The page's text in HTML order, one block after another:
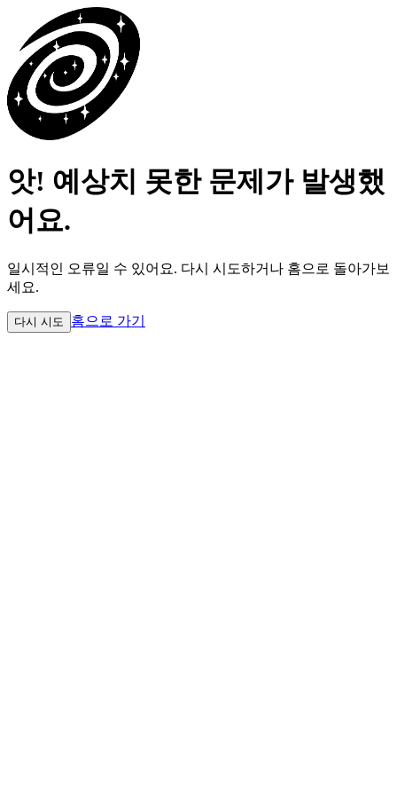
앗! 예상치 못한 문제가 발생했
어요.
일시적인 오류일 수 있어요. 다시 시도하거나 홈으로 돌아가보
세요.
다시 시도 홈으로 가기